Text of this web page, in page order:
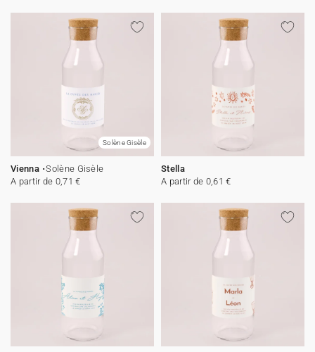
Solène Gisèle
Vienna
Solène Gisèle
A partir de 0,71 €
Stella
A partir de 0,61 €